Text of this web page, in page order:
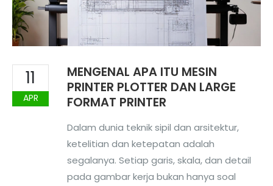
11
APR
MENGENAL APA ITU MESIN
PRINTER PLOTTER DAN LARGE
FORMAT PRINTER
Dalam dunia teknik sipil dan arsitektur,
ketelitian dan ketepatan adalah
segalanya. Setiap garis, skala, dan detail
pada gambar kerja bukan hanya soal